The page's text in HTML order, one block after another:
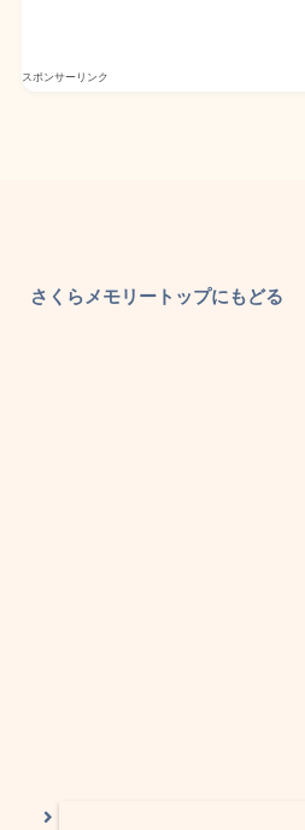
スポンサーリンク
さくらメモリートップにもどる